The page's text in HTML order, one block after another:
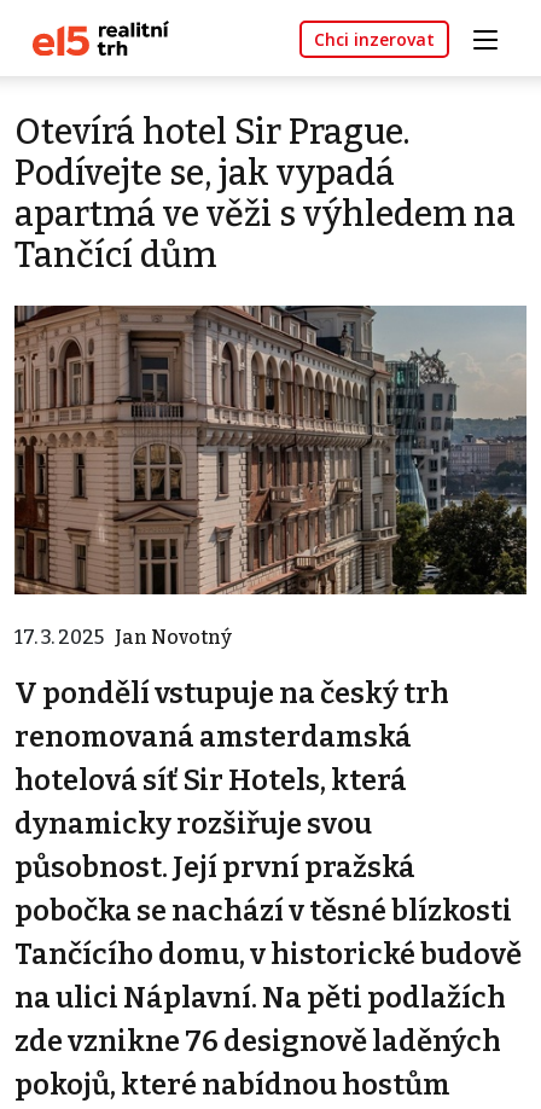
Chci inzerovat
Otevírá hotel Sir Prague.
Podívejte se, jak vypadá
apartmá ve věži s výhledem na
Tančící dům
17. 3. 2025 Jan Novotný
V pondělí vstupuje na český trh
renomovaná amsterdamská
hotelová síť Sir Hotels, která
dynamicky rozšiřuje svou
působnost. Její první pražská
pobočka se nachází v těsné blízkosti
Tančícího domu, v historické budově
na ulici Náplavní. Na pěti podlažích
zde vznikne 76 designově laděných
pokojů, které nabídnou hostům